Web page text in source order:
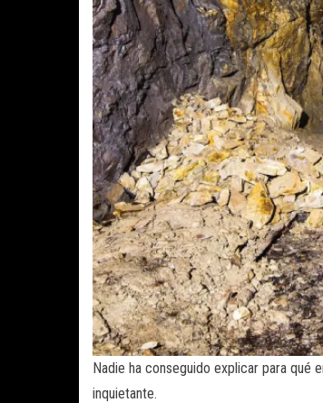
Nadie ha conseguido explicar para qué
inquietante.